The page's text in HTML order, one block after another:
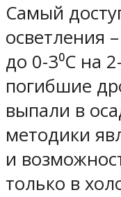
Самый
осветления
до 0-3⁰С на
погибшие
выпали в
методики
и
только в